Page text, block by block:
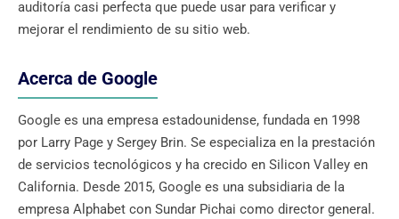
auditoría casi perfecta que puede usar para verificar y
mejorar el rendimiento de su sitio web.
Acerca de Google
Google es una empresa estadounidense, fundada en 1998
por Larry Page y Sergey Brin. Se especializa en la prestación
de servicios tecnológicos y ha crecido en Silicon Valley en
California. Desde 2015, Google es una subsidiaria de la
empresa Alphabet con Sundar Pichai como director general.